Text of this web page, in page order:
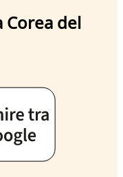
Corea del